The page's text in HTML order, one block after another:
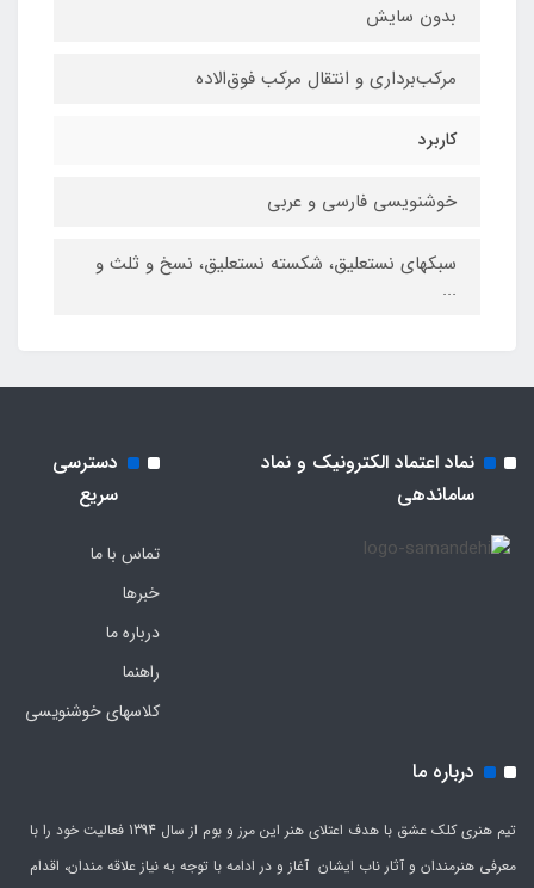
بدون سایش
مرکب‌برداری و انتقال مرکب فوق‌الاده
کاربرد
خوشنویسی فارسی و عربی
سبکهای نستعلیق، شکسته نستعلیق، نسخ و ثلث و
...
نماد اعتماد الکترونیک و نماد
ساماندهی
دسترسی
سریع
تماس با ما
خبرها
درباره ما
راهنما
کلاسهای خوشنویسی
درباره ما
تیم هنری کلک عشق با هدف اعتلای هنر این مرز و بوم از سال 1394 فعالیت خود را با
معرفی هنرمندان و آثار ناب ایشان آغاز و در ادامه با توجه به نیاز علاقه مندان، اقدام